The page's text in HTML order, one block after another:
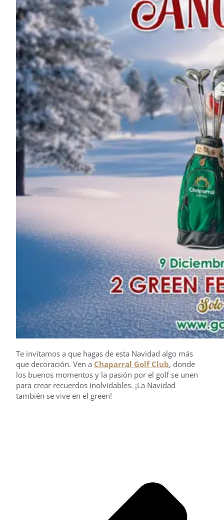
Te invitamos a que hagas de esta Navidad algo más
que decoración. Ven a Chaparral Golf Club, donde
los buenos momentos y la pasión por el golf se unen
para crear recuerdos inolvidables. ¡La Navidad
también se vive en el green!